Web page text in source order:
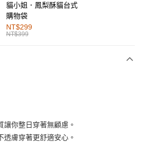
含以上)免運費
含以上)免運費
貓小姐．鳳梨酥貓台式
購物袋
NT$299
NT$399
讓你整日穿著無顧慮。
透膚穿著更舒適安心。